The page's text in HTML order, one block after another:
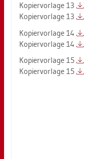
Ko­pier­vor­la­ge 13
Ko­pier­vor­la­ge 13
Ko­pier­vor­la­ge 14
Ko­pier­vor­la­ge 14
Ko­pier­vor­la­ge 15
Ko­pier­vor­la­ge 15